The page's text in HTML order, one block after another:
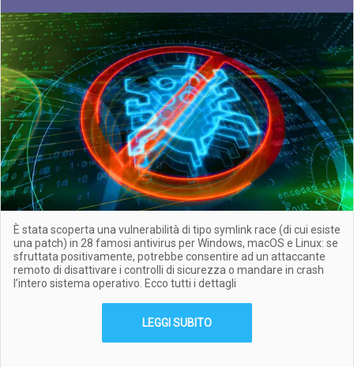
È stata scoperta una vulnerabilità di tipo symlink race (di cui esiste
una patch) in 28 famosi antivirus per Windows, macOS e Linux: se
sfruttata positivamente, potrebbe consentire ad un attaccante
remoto di disattivare i controlli di sicurezza o mandare in crash
l’intero sistema operativo. Ecco tutti i dettagli
LEGGI SUBITO